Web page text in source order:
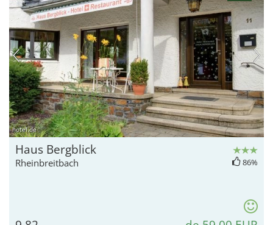
hotel.de
Haus Bergblick
Rheinbreitbach 86%